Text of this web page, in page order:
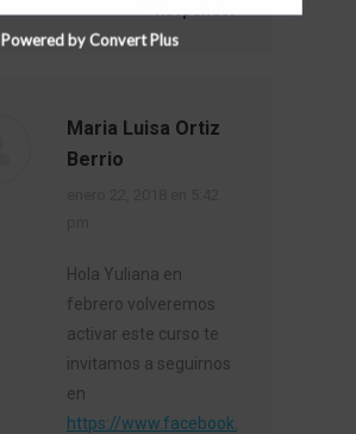
Responder
Maria Luisa Ortiz
Berrio
Hola Yuliana en
febrero volveremos
activar este curso te
invitamos a seguirnos
en
https://www.facebook.com/
Powered by Convert Plus